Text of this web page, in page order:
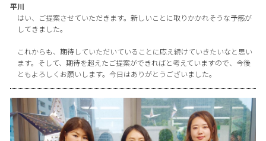
平川
はい、ご提案させていただきます。新しいことに取りかかれそうな予感が
してきました。
これからも、期待していただいていることに応え続けていきたいなと思い
ます。そして、期待を超えたご提案ができればと考えていますので、今後
ともよろしくお願いします。今日はありがとうございました。